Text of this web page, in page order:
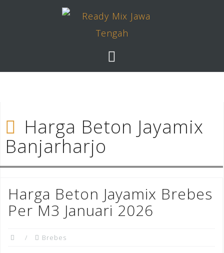
Harga Beton Jayamix
Banjarharjo
Harga Beton Jayamix Brebes
Per M3 Januari 2026
Brebes